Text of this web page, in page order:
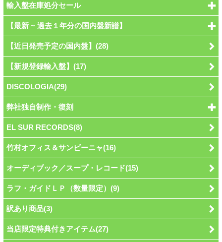
輸入盤在庫処分セール
【最新 ~ 過去１年分の国内盤新譜】
【近日発売予定の国内盤】(28)
【新規登録輸入盤】(17)
DISCOLOGIA(29)
弊社独自制作・復刻
EL SUR RECORDS(8)
竹村オフィス＆サンビーニャ(16)
オーディブック／スープ・レコード(15)
ラフ・ガイドＬＰ（数量限定）(9)
訳あり商品(3)
当店限定特典付きアイテム(27)